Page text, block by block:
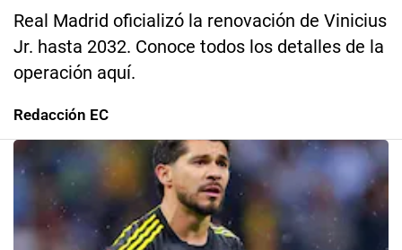
Real Madrid oficializó la renovación de Vinicius
Jr. hasta 2032. Conoce todos los detalles de la
operación aquí.
Redacción EC